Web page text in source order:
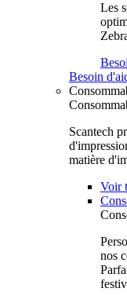
Les
Besoin
Scantech
matière
Voir
nos